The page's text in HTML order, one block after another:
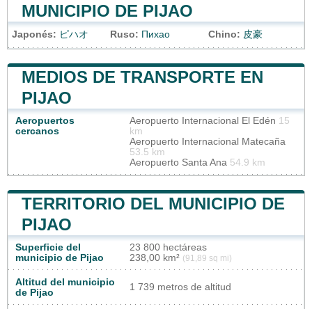
MUNICIPIO DE PIJAO
Japonés: ピハオ Ruso: Пихао Chino: 皮豪
MEDIOS DE TRANSPORTE EN
PIJAO
Aeropuertos
cercanos
Aeropuerto Internacional El Edén 15
km
Aeropuerto Internacional Matecaña
53.5 km
Aeropuerto Santa Ana 54.9 km
TERRITORIO DEL MUNICIPIO DE
PIJAO
Superficie del
municipio de Pijao
23 800 hectáreas
238,00 km² (91,89 sq mi)
Altitud del municipio
de Pijao
1 739 metros de altitud